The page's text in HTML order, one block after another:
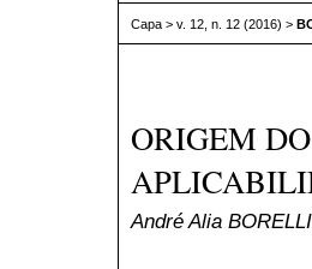
Capa > v. 12, n. 12 (2016) >
ORIGEM
André Alia